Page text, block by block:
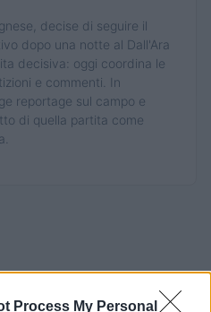
Process My Personal
decise di seguire il
dopo una notte al Dall'Ara
decisiva: oggi coordina le
e commenti. In
reportage sul campo e
di quella partita come